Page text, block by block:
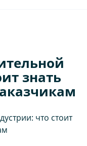
знать